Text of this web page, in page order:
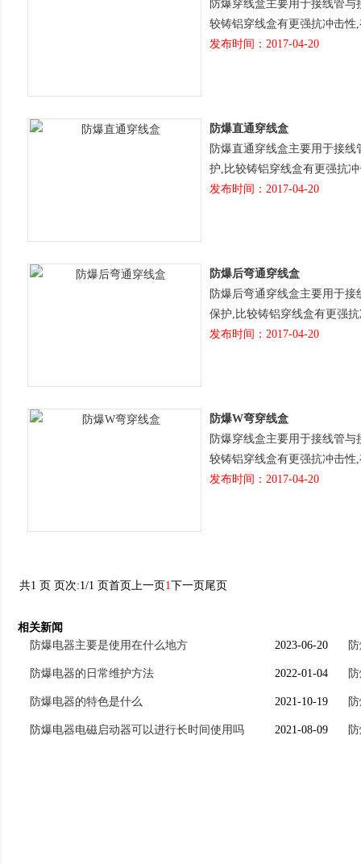
防爆穿线盒主要用于接线管与
较铸铝穿线盒有更强抗冲击性
发布时间：2017-04-20
防爆直通穿线盒
防爆直通穿线盒主要用于接线
护,比较铸铝穿线盒有更强抗
发布时间：2017-04-20
防爆后弯通穿线盒
防爆后弯通穿线盒主要用于接
保护,比较铸铝穿线盒有更强
发布时间：2017-04-20
防爆W弯穿线盒
防爆穿线盒主要用于接线管与
较铸铝穿线盒有更强抗冲击性
发布时间：2017-04-20
共1 页 页次:1/1 页首页上一页1下一页尾页
相关新闻
防爆电器主要是使用在什么地方
2023-06-20
防爆电器的日常维护方法 2022-01-04
防爆电器的特色是什么 2021-10-19
防爆电器电磁启动器可以进行长时间使用吗 2021-08-09